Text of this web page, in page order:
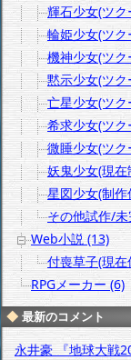
輝石少女(ツ
輪姫少女(ツ
機神少女(ツク
黙示少女(ツク
亡星少女(ツク
希求少女(ツク
微睡少女(ツ
妖鬼少女(現
星図少女(制作
その他試作/
Web小説 (13)
付喪草子(現
RPGメーカー (6)
最新のコメント
永井豪 『地球大戦